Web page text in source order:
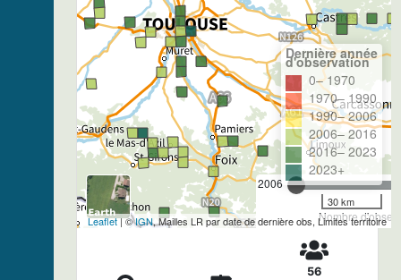
2006
Nombre
Dernière année
d'observation
0– 1970
1970– 1990
1990– 2006
2006– 2016
2016– 2023
2023+
30 km
Leaflet| ©IGN, Mailles LR par date de dernière obs, Limites territoire
56